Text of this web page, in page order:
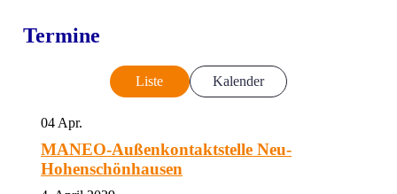
Termine
Liste Kalender
04 Apr.
MANEO-Außenkontaktstelle Neu-
Hohenschönhausen